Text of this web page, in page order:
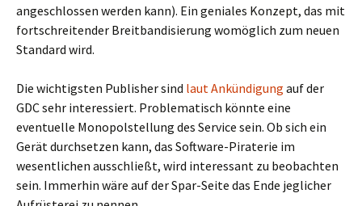
angeschlossen werden kann). Ein geniales Konzept, das mit
fortschreitender Breitbandisierung womöglich zum neuen
Standard wird.
Die wichtigsten Publisher sind laut Ankündigung auf der
GDC sehr interessiert. Problematisch könnte eine
eventuelle Monopolstellung des Service sein. Ob sich ein
Gerät durchsetzen kann, das Software-Piraterie im
wesentlichen ausschließt, wird interessant zu beobachten
sein. Immerhin wäre auf der Spar-Seite das Ende jeglicher